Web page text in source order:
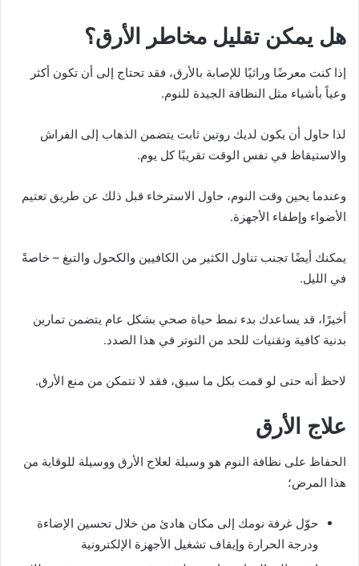
هل يمكن تقليل مخاطر الأرق؟
إذا كنت معرضًا وراثيًا للإصابة بالأرق، فقد تحتاج إلى أن تكون أكثر
وعياً بأشياء مثل النظافة الجيدة للنوم.
لذا حاول أن يكون لديك روتين ثابت يتضمن الذهاب إلى الفراش
والاستيقاظ في نفس الوقت تقريبًا كل يوم.
وعندما يحين وقت النوم، حاول الاسترخاء قبل ذلك عن طريق تعتيم
الأضواء وإطفاء الأجهزة.
يمكنك أيضًا تجنب تناول الكثير من الكافيين والكحول والتبغ – خاصةً
في الليل.
أخيرًا، قد يساعدك بدء نمط حياة صحي بشكل عام يتضمن تمارين
بدنية كافية وتقنيات للحد من التوتر في هذا الصدد.
لاحظ أنه حتى لو قمت بكل ما سبق، فقد لا تتمكن من منع الأرق.
علاج الأرق
الحفاظ على نظافة النوم هو وسيلة لعلاج الأرق ووسيلة للوقاية من
هذا المرض؛
حوّل غرفة نومك إلى مكان هادئ من خلال تحسين الإضاءة
ودرجة الحرارة وإيقاف تشغيل الأجهزة الإلكترونية